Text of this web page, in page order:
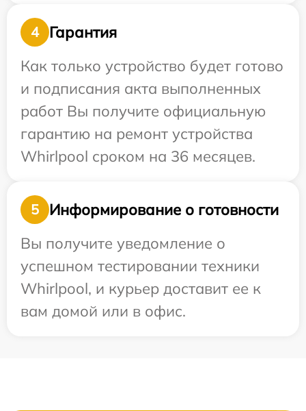
4
Гарантия
Как только устройство будет готово
и подписания акта выполненных
работ Вы получите официальную
гарантию на ремонт устройства
Whirlpool сроком на 36 месяцев.
5
Информирование о готовности
Вы получите уведомление о
успешном тестировании техники
Whirlpool, и курьер доставит ее к
вам домой или в офис.